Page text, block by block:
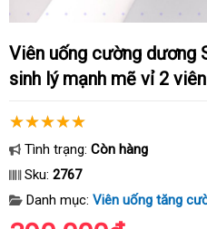
Viên uống cường dương Spanish Fly 22000 tăng
sinh lý mạnh mẽ vỉ 2 viên
Tình trạng: Còn hàng
Sku: 2767
Danh mục: Viên uống tăng